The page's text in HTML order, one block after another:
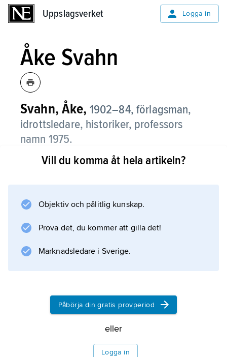
Uppslagsverket Logga in
Åke Svahn
Svahn, Åke, 1902–84, förlagsman,
idrottsledare, historiker, professors
namn 1975.
Åke Svahn var huvudredaktör för Nordisk
1945–50 och var en av initiativtagarna till
ledning han tillhörde 1947–66.
Vill du komma åt hela artikeln?
Objektiv och pålitlig kunskap.
Prova det, du kommer att gilla det!
Marknadsledare i Sverige.
Påbörja din gratis provperiod
eller
Logga in